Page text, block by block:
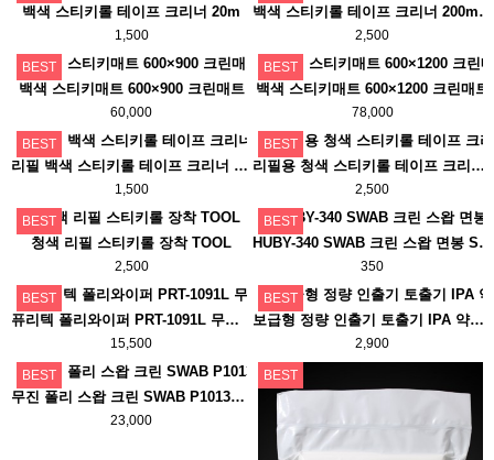
백색 스티키롤 테이프 크리너 20m
1,500
백색 스티키롤 테이프 크리너 200mm or 300mm
2,500
BEST
백색 스티키매트 600×900 크린매트
60,000
BEST
백색 스티키매트 600×1200 크린매트
78,000
BEST
리필 백색 스티키롤 테이프 크리너 크린롤
1,500
BEST
리필용 청색 스티키롤 테이프 크리너 20m
2,500
BEST
청색 리필 스티키롤 장착 TOOL
2,500
BEST
HUBY-340 SWAB 크린 스왑 면봉 SAKURA SC-002 ( CA-002 )
350
BEST
퓨리텍 폴리와이퍼 PRT-1091L 무진보루 100장
15,500
BEST
보급형 정량 인출기 토출기 IPA 약품통
2,900
BEST
무진 폴리 스왑 크린 SWAB P1013B P2025 P5059
23,000
BEST